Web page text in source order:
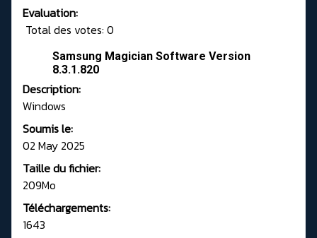
Evaluation:
Total des votes: 0
Samsung Magician Software Version
8.3.1.820
Description:
Windows
Soumis le:
02 May 2025
Taille du fichier:
209Mo
Téléchargements:
1643